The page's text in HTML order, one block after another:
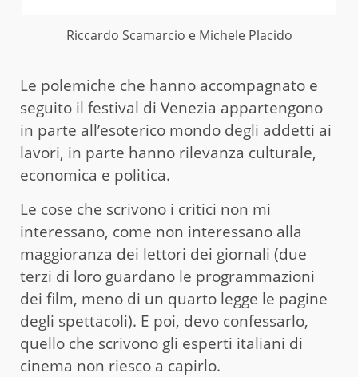
Riccardo Scamarcio e Michele Placido
Le polemiche che hanno accompagnato e
seguito il festival di Venezia appartengono
in parte all’esoterico mondo degli addetti ai
lavori, in parte hanno rilevanza culturale,
economica e politica.
Le cose che scrivono i critici non mi
interessano, come non interessano alla
maggioranza dei lettori dei giornali (due
terzi di loro guardano le programmazioni
dei film, meno di un quarto legge le pagine
degli spettacoli). E poi, devo confessarlo,
quello che scrivono gli esperti italiani di
cinema non riesco a capirlo.